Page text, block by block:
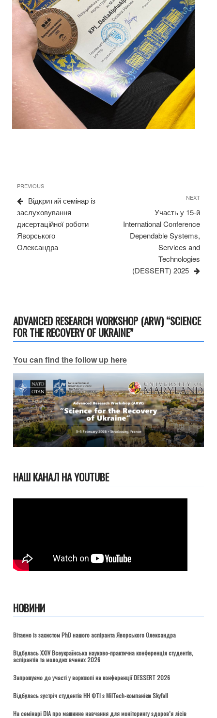
записів
Previous
Post
PREVIOUS
Відкритий семінар із
заслуховування
дисертаційної роботи
Яворського
Олександра
Next
Post
NEXT
Участь у 15-й
International Conference
Dependable Systems,
Services and
Technologies
(DESSERT) 2025
ADVANCED RESEARCH WORKSHOP (ARW) “SCIENCE
FOR THE RECOVERY OF UKRAINE”
You can find the follow up here
НАШ КАНАЛ НА YOUTUBE
НОВИНИ
Вітаємо із захистом PhD нашого аспіранта Яворського Олександра
Відбулась ХХІV Всеукраїнська науково-практична конференція студентів,
аспірантів та молодих вчених 2026
Запрошуємо до участі у воркшопі на конференції DESSERT 2026
Відбулась зустріч студентів НН ФТІ з MilTech-компанією Skyfall
На семінарі DIA про машинне навчання для моніторингу здоров’я лісів